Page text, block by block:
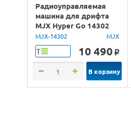
Радиоуправляемая
машина для дрифта
MJX Hyper Go 14302
Lancia Delta Brushless
4WD 2.4G LED 1/14
RTR
MJX-14302 MJX
Т 10 490 o
В корзину